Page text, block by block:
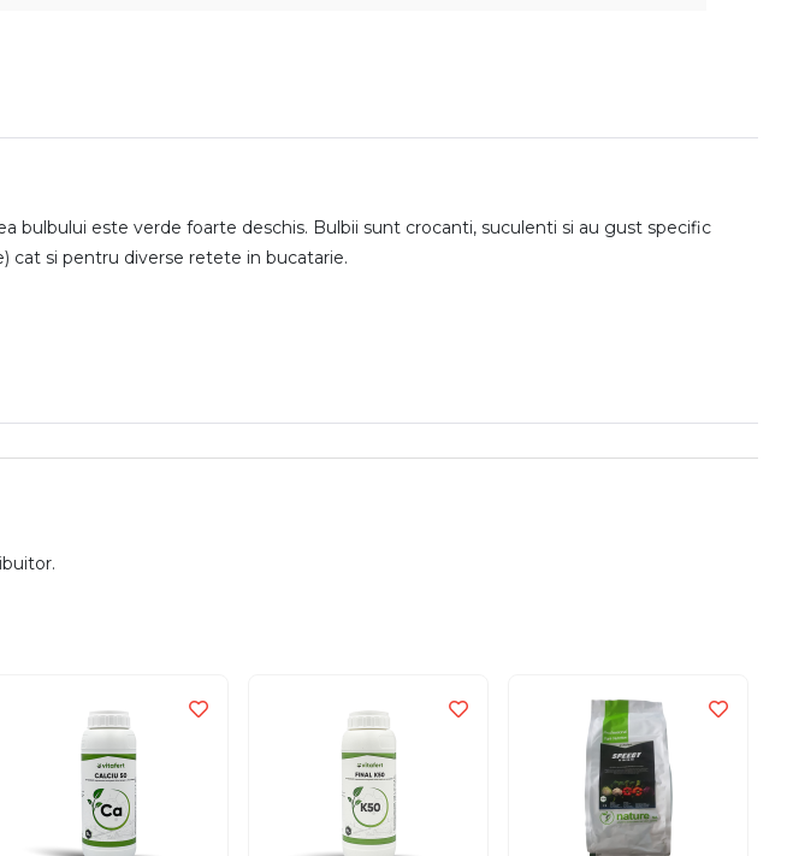
bulbului este verde foarte deschis. Bulbii sunt crocanti, suculenti si au gust specific
cat si pentru diverse retete in bucatarie.